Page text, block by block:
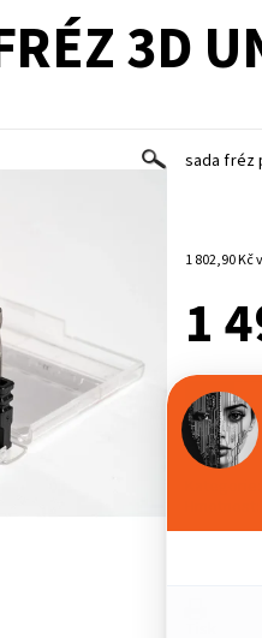
3D
sada fréz
1
1
-